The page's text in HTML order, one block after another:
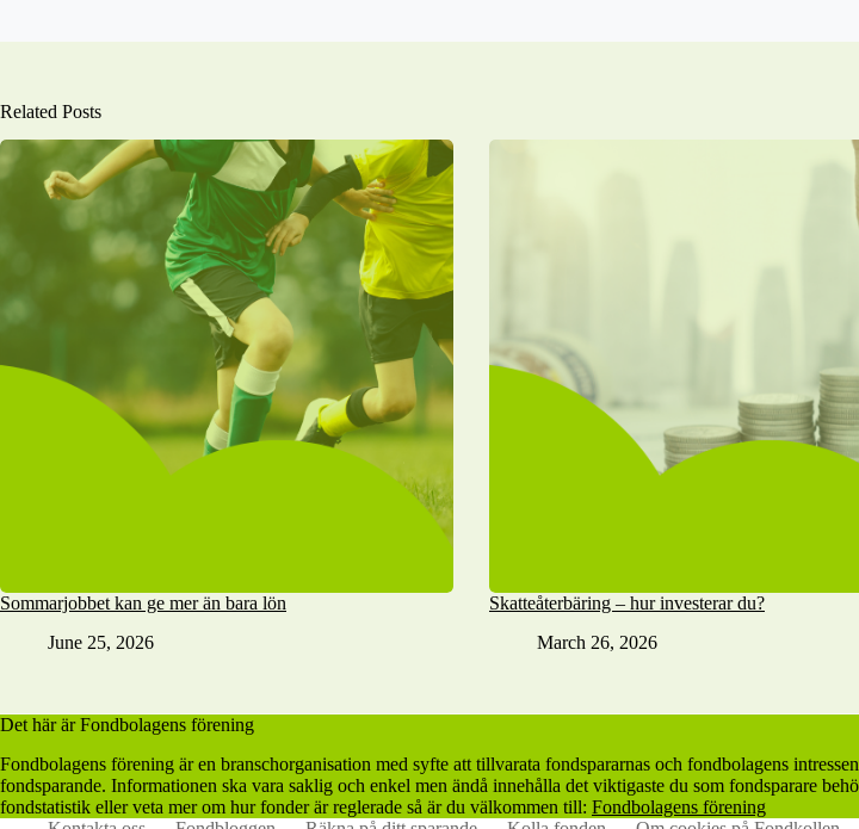
Related Posts
Sommarjobbet kan ge mer än bara lön
June 25, 2026
Skatteåterbäring – hur investerar du?
March 26, 2026
Det här är Fondbolagens förening
Fondbolagens förening är en branschorganisation med syfte att tillvarata fondspararnas och fondbolagens
fondsparande. Informationen ska vara saklig och enkel men ändå innehålla det viktigaste du som fondsparare
fondstatistik eller veta mer om hur fonder är reglerade så är du välkommen till: Fondbolagens förening